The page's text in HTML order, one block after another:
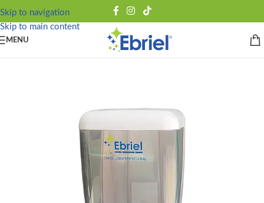
Skip to navigation
Skip to main content
MENU